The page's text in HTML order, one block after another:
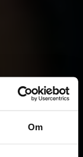
Om